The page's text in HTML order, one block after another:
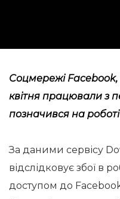
Соцмережі
квітня працювали з
позначився на
За даними сервісу
відслідковує збої в
доступом до